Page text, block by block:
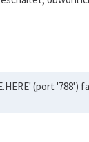
(port '788')